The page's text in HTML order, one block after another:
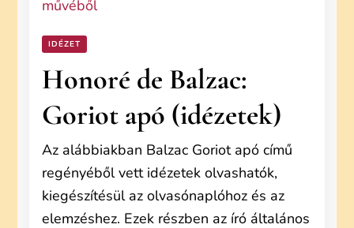
IDÉZET
Honoré de Balzac:
Goriot apó (idézetek)
Az alábbiakban Balzac Goriot apó című
regényéből vett idézetek olvashatók,
kiegészítésül az olvasónaplóhoz és az
elemzéshez. Ezek részben az író általános